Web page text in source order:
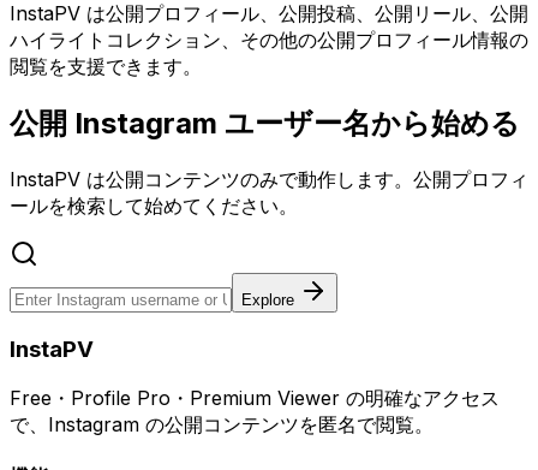
InstaPV は公開プロフィール、公開投稿、公開リール、公開
ハイライトコレクション、その他の公開プロフィール情報の
閲覧を支援できます。
公開 Instagram ユーザー名から始める
InstaPV は公開コンテンツのみで動作します。公開プロフィ
ールを検索して始めてください。
Explore
InstaPV
Free・Profile Pro・Premium Viewer の明確なアクセス
で、Instagram の公開コンテンツを匿名で閲覧。